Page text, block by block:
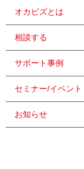
オカビズとは
相談する
サポート事例
セミナー/イベント
お知らせ